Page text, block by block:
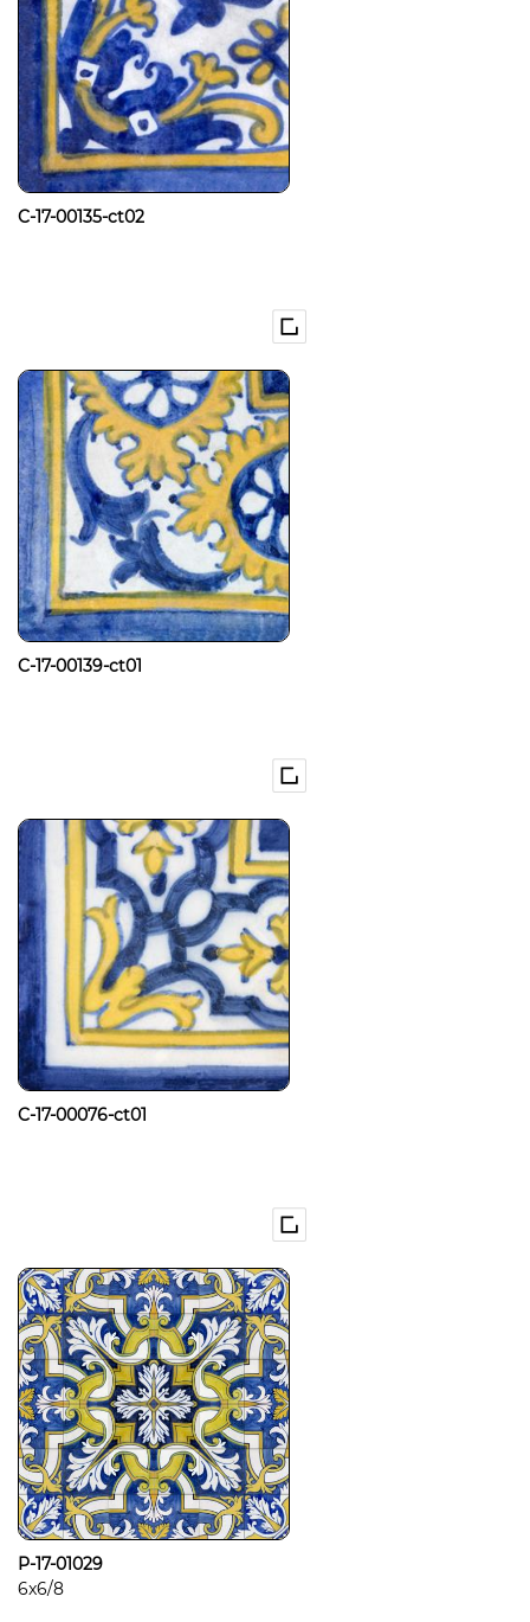
C-17-00135-ct02
C-17-00139-ct01
C-17-00076-ct01
P-17-01029
6x6/8